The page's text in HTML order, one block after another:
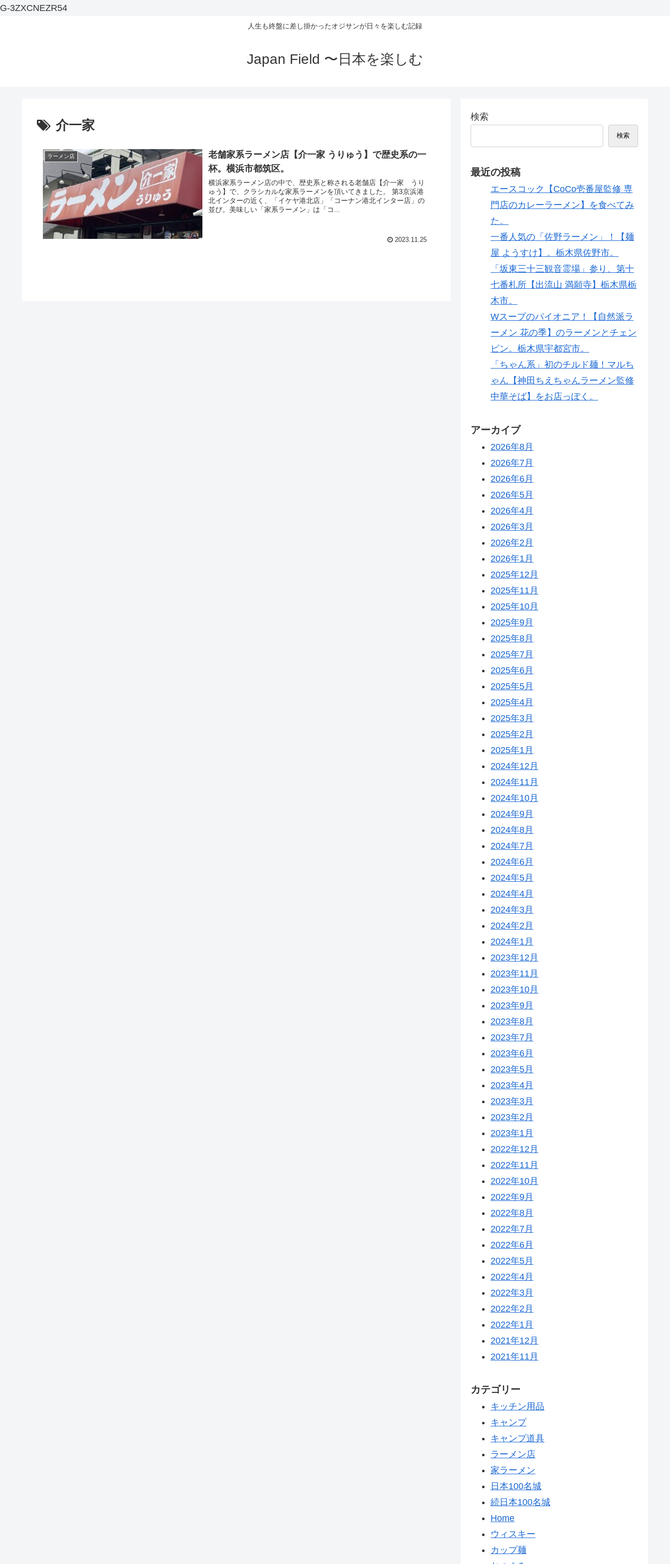
G-3ZXCNEZR54
人生も終盤に差し掛かったオジサンが日々を楽しむ記録
Japan Field 〜日本を楽しむ
介一家
ラーメン店
老舗家系ラーメン店【介一家 うりゅう】で歴史系の一
杯。横浜市都筑区。
横浜家系ラーメン店の中で、歴史系と称される老舗店【介一家 うり
ゅう】で、クラシカルな家系ラーメンを頂いてきました。 第3京浜港
北インターの近く、「イケヤ港北店」「コーナン港北インター店」の
並び。美味しい「家系ラーメン」は「コ...
2023.11.25
検索
検索
最近の投稿
エースコック【CoCo壱番屋監修 専
門店のカレーラーメン】を食べてみ
た。
一番人気の「佐野ラーメン」！【麺
屋 ようすけ】。栃木県佐野市。
「坂東三十三観音霊場」参り、第十
七番札所【出流山 満願寺】栃木県栃
木市。
Wスープのパイオニア！【自然派ラ
ーメン 花の季】のラーメンとチェン
ピン。栃木県宇都宮市。
「ちゃん系」初のチルド麺！マルち
ゃん【神田ちえちゃんラーメン監修
中華そば】をお店っぽく。
アーカイブ
2026年8月
2026年7月
2026年6月
2026年5月
2026年4月
2026年3月
2026年2月
2026年1月
2025年12月
2025年11月
2025年10月
2025年9月
2025年8月
2025年7月
2025年6月
2025年5月
2025年4月
2025年3月
2025年2月
2025年1月
2024年12月
2024年11月
2024年10月
2024年9月
2024年8月
2024年7月
2024年6月
2024年5月
2024年4月
2024年3月
2024年2月
2024年1月
2023年12月
2023年11月
2023年10月
2023年9月
2023年8月
2023年7月
2023年6月
2023年5月
2023年4月
2023年3月
2023年2月
2023年1月
2022年12月
2022年11月
2022年10月
2022年9月
2022年8月
2022年7月
2022年6月
2022年5月
2022年4月
2022年3月
2022年2月
2022年1月
2021年12月
2021年11月
カテゴリー
キッチン用品
キャンプ
キャンプ道具
ラーメン店
家ラーメン
日本100名城
続日本100名城
Home
ウィスキー
カップ麺